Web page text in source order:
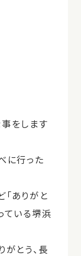
をします
に行った
ありがと
ている堺浜
がとう、長